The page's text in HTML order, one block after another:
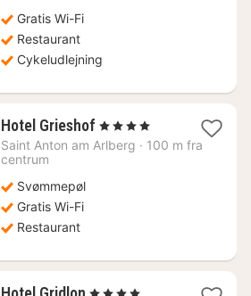
Gratis Wi-Fi
Restaurant
Cykeludlejning
Hotel Grieshof 1
nat
, 4 Stjerner
Saint Anton am Arlberg · 100 m fra
centrum
Svømmepøl
Gratis Wi-Fi
Restaurant
1
, 4 Stjerner